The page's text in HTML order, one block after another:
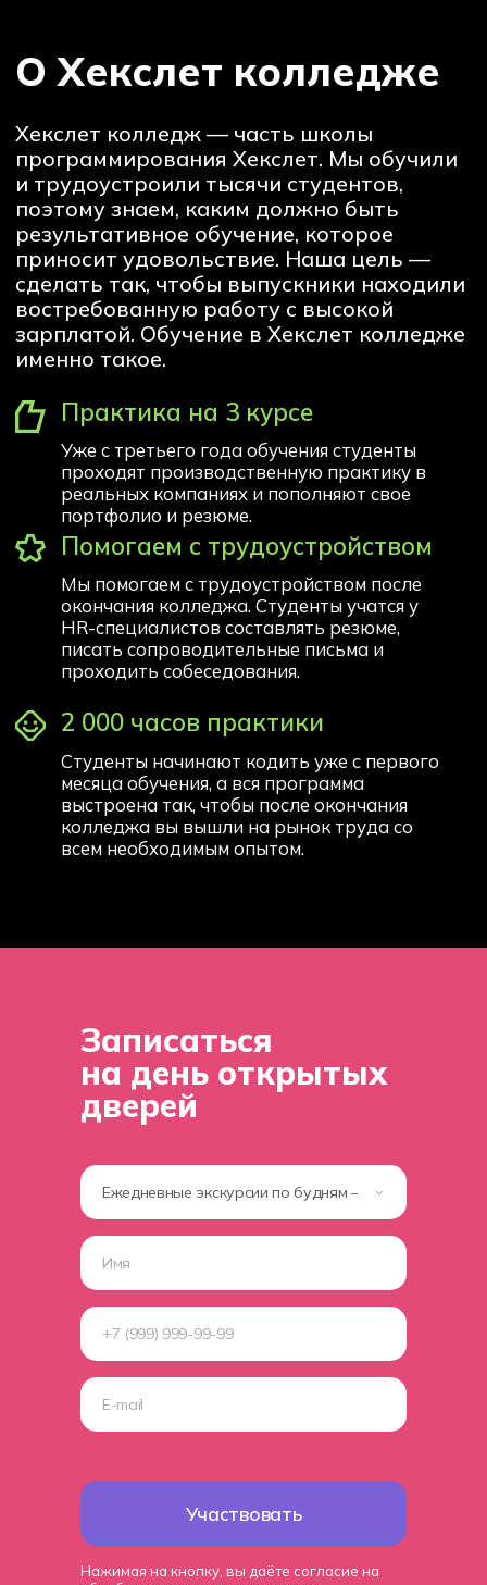
Записаться
на день открытых
дверей
Участвовать
Нажимая на кнопку, вы даёте согласие на
Согласие на обработку данных
Использования Cookie-файлов
(c) 2023 Автономная некоммерческая
профессиональная образовательная организация
«Хекслет колледж» в партнерстве собразовательной
платформой по программированию Хекслети
международным холдингом Эдутех групп
О нас
О колледже Хекслет
Сведения об организации
Команда
Отзывы студентов
Вакансии Хекслет Колледж
Студентам
Преподаватели
Оплата обучения
Поступление 2026
IT-школа Хексли
Как проходит обучение
Процесс поступления
Министерство науки и высшего образования
Российской федерации